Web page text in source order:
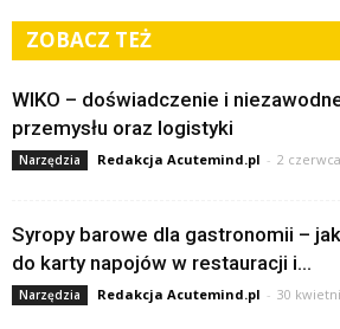
ZOBACZ TEŻ
WIKO – doświadczenie i
przemysłu oraz logistyki
Narzędzia Redakcja Acutemind.pl - 2
Syropy barowe dla gastronomii –
do karty napojów w restauracji i...
Narzędzia Redakcja Acutemind.pl - 30